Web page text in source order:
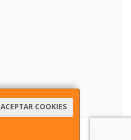
ACEPTAR COOKIES